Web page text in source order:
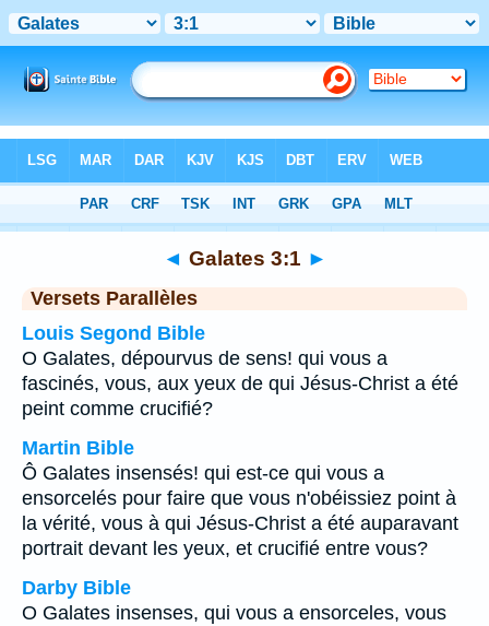
Chapitre 3> Verset 1
◄ Galates 3:1 ►
Versets Parallèles
Louis Segond Bible
O Galates, dépourvus de sens! qui vous a
fascinés, vous, aux yeux de qui Jésus-Christ a été
peint comme crucifié?
Martin Bible
Ô Galates insensés! qui est-ce qui vous a
ensorcelés pour faire que vous n'obéissiez point à
la vérité, vous à qui Jésus-Christ a été auparavant
portrait devant les yeux, et crucifié entre vous?
Darby Bible
O Galates insenses, qui vous a ensorceles, vous